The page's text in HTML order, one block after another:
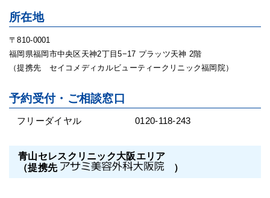
所在地
〒810-0001
福岡県福岡市中央区天神2丁目5−17 プラッツ天神 2階
（提携先 セイコメディカルビューティークリニック福岡院）
予約受付・ご相談窓口
フリーダイヤル 0120-118-243
青山セレスクリニック大阪エリア
（提携先
）